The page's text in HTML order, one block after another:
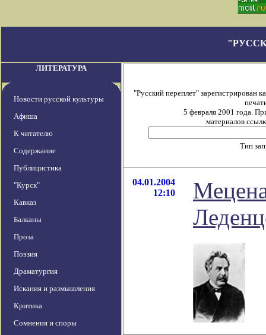
ЛИТЕРАТУРА
Новости русской культуры
Афиша
К читателю
Содержание
Публицистика
"Курск"
Кавказ
Балканы
Проза
Поэзия
Драматургия
Искания и размышления
Критика
Сомнения и споры
"Русский переплет" зарегистрирован
5 февраля 2001 года.
материалов
Тип
04.01.2004
12:10